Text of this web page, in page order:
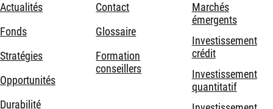
Actualités
Fonds
Stratégies
Opportunités
Durabilité
Contact
Glossaire
Formation
conseillers
Marchés
émergents
Investissement
crédit
Investissement
quantitatif